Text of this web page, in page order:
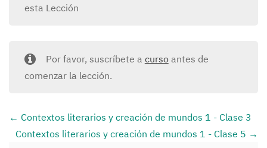
esta Lección
Por favor, suscríbete a cursoantes de
comenzar la lección.
Contextos literarios y creación de mundos 1 - Clase 3
Contextos literarios y creación de mundos 1 - Clase 5